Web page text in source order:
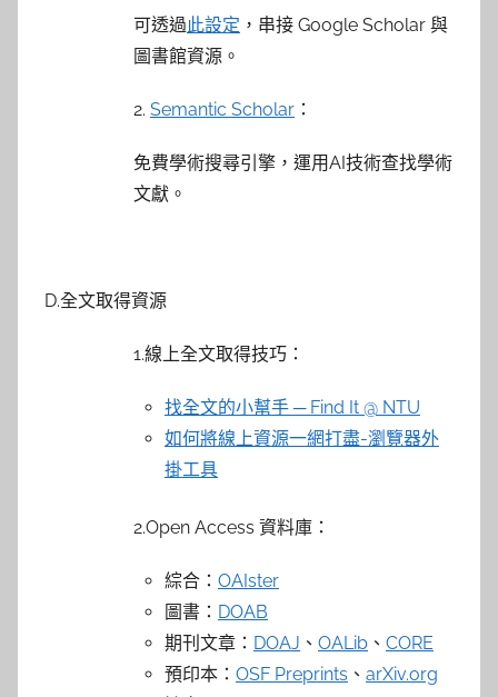
可透過此設定 ，串接 Google Scholar 與
圖書館資源。
2. Semantic Scholar ：
免費學術搜尋引擎，運用AI技術查找學術
文獻。
D.全文取得資源
1.線上全文取得技巧：
找全文的小幫手 ─ Find It @ NTU
如何將線上資源一網打盡-瀏覽器外
掛工具
2.Open Access 資料庫：
綜合： OAIster
圖書： DOAB
期刊文章： DOAJ 、 OALib 、 CORE
預印本： OSF Preprints 、 arXiv.org